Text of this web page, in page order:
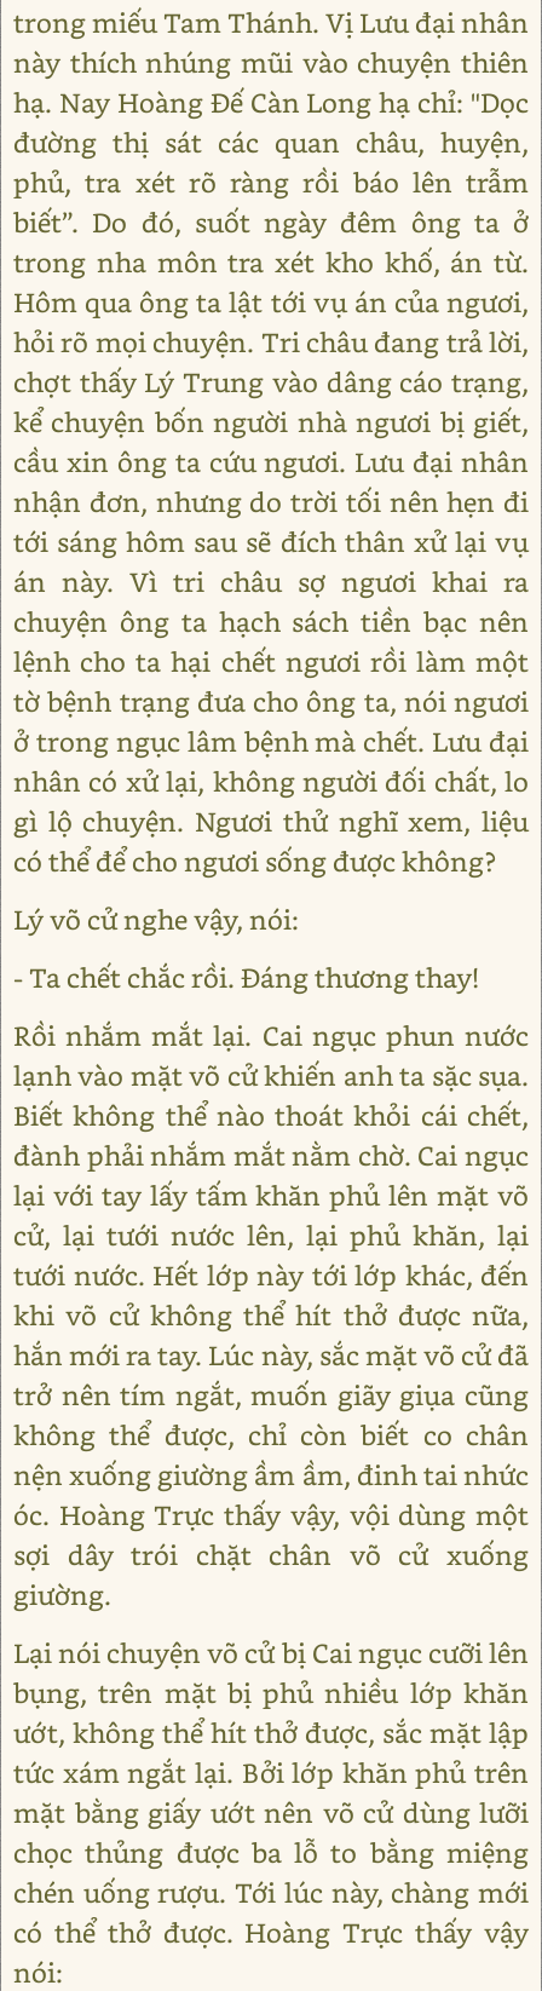
trong miếu Tam Thánh. Vị Lưu đại nhân
này thích nhúng mũi vào chuyện thiên
hạ. Nay Hoàng Đế Càn Long hạ chỉ: "Dọc
đường thị sát các quan châu, huyện,
phủ, tra xét rõ ràng rồi báo lên trẫm
biết”. Do đó, suốt ngày đêm ông ta ở
trong nha môn tra xét kho khố, án từ.
Hôm qua ông ta lật tới vụ án của ngươi,
hỏi rõ mọi chuyện. Tri châu đang trả lời,
chợt thấy Lý Trung vào dâng cáo trạng,
kể chuyện bốn người nhà ngươi bị giết,
cầu xin ông ta cứu ngươi. Lưu đại nhân
nhận đơn, nhưng do trời tối nên hẹn đi
tới sáng hôm sau sẽ đích thân xử lại vụ
án này. Vì tri châu sợ ngươi khai ra
chuyện ông ta hạch sách tiền bạc nên
lệnh cho ta hại chết ngươi rồi làm một
tờ bệnh trạng đưa cho ông ta, nói ngươi
ở trong ngục lâm bệnh mà chết. Lưu đại
nhân có xử lại, không người đối chất, lo
gì lộ chuyện. Ngươi thử nghĩ xem, liệu
có thể để cho ngươi sống được không?
Lý võ cử nghe vậy, nói:
- Ta chết chắc rồi. Đáng thương thay!
Rồi nhắm mắt lại. Cai ngục phun nước
lạnh vào mặt võ cử khiến anh ta sặc sụa.
Biết không thể nào thoát khỏi cái chết,
đành phải nhắm mắt nằm chờ. Cai ngục
lại với tay lấy tấm khăn phủ lên mặt võ
cử, lại tưới nước lên, lại phủ khăn, lại
tưới nước. Hết lớp này tới lớp khác, đến
khi võ cử không thể hít thở được nữa,
hắn mới ra tay. Lúc này, sắc mặt võ cử đã
trở nên tím ngắt, muốn giãy giụa cũng
không thể được, chỉ còn biết co chân
nện xuống giường ầm ầm, đinh tai nhức
óc. Hoàng Trực thấy vậy, vội dùng một
sợi dây trói chặt chân võ cử xuống
giường.
Lại nói chuyện võ cử bị Cai ngục cưỡi lên
bụng, trên mặt bị phủ nhiều lớp khăn
ướt, không thể hít thở được, sắc mặt lập
tức xám ngắt lại. Bởi lớp khăn phủ trên
mặt bằng giấy ướt nên võ cử dùng lưỡi
chọc thủng được ba lỗ to bằng miệng
chén uống rượu. Tới lúc này, chàng mới
có thể thở được. Hoàng Trực thấy vậy
nói: